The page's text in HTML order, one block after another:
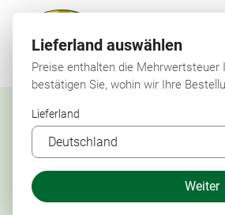
Lieferland auswählen
Preise enthalten die Mehrwertsteuer
bestätigen Sie, wohin wir Ihre
Lieferland
Weiter